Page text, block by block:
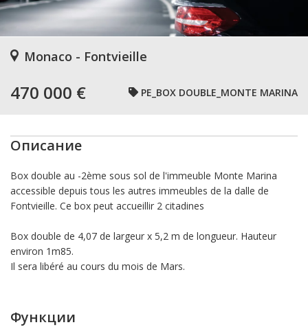
Monaco - Fontvieille
470 000 € PE_BOX DOUBLE_MONTE MARINA
Описание
Box double au -2ème sous sol de l'immeuble Monte Marina
accessible depuis tous les autres immeubles de la dalle de
Fontvieille. Ce box peut accueillir 2 citadines
Box double de 4,07 de largeur x 5,2 m de longueur. Hauteur
environ 1m85.
Il sera libéré au cours du mois de Mars.
Функции